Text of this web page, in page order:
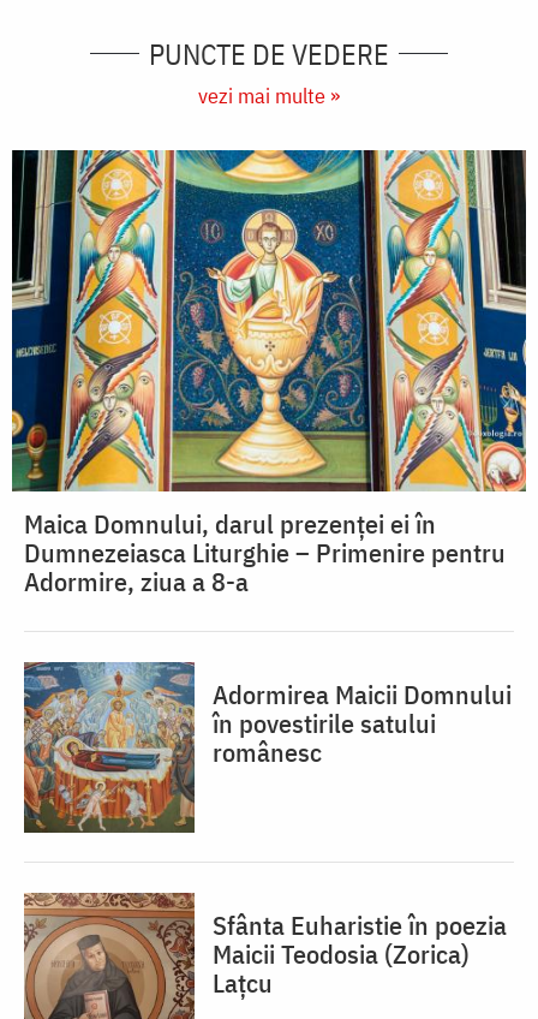
PUNCTE DE VEDERE
vezi mai multe »
Maica Domnului, darul prezenței ei în
Dumnezeiasca Liturghie – Primenire pentru
Adormire, ziua a 8-a
Adormirea Maicii Domnului
în povestirile satului
românesc
Sfânta Euharistie în poezia
Maicii Teodosia (Zorica)
Lațcu